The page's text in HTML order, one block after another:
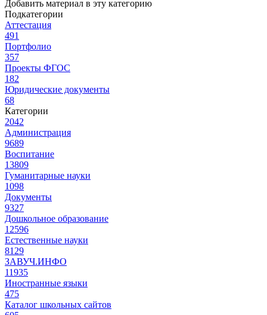
Добавить материал в эту категорию
Подкатегории
Аттестация
491
Портфолио
357
Проекты ФГОС
182
Юридические документы
68
Категории
2042
Администрация
9689
Воспитание
13809
Гуманитарные науки
1098
Документы
9327
Дошкольное образование
12596
Естественные науки
8129
ЗАВУЧ.ИНФО
11935
Иностранные языки
475
Каталог школьных сайтов